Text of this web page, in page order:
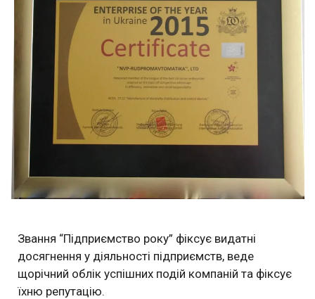
Звання “Підприємство року” фіксує видатні
досягнення у діяльності підприємств, веде
щорічний облік успішних подій компаній та фіксує
їхню репутацію.